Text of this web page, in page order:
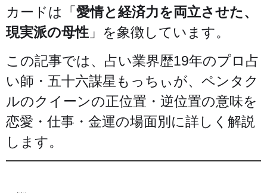
カードは「愛情と経済力を両立させた、
現実派の母性 」を象徴しています。
この記事では、占い業界歴19年のプロ占
い師・五十六謀星もっちぃが、ペンタク
ルのクイーンの正位置・逆位置の意味を
恋愛・仕事・金運の場面別に詳しく解説
します。